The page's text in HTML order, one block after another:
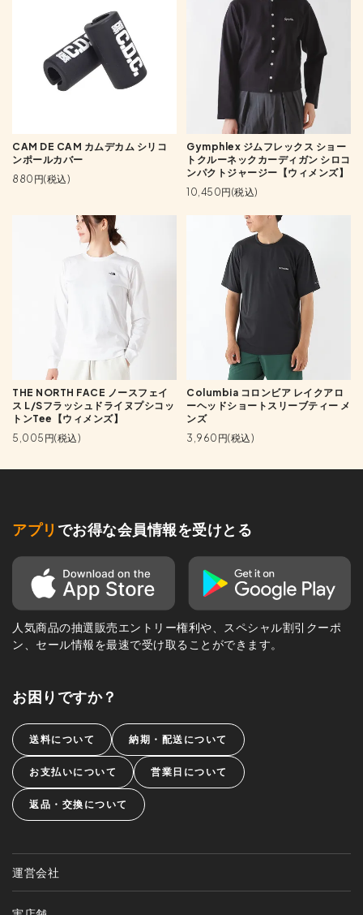
CAM DE CAM カムデカム シリコ
ンポールカバー
880円(税込)
Gymphlex ジムフレックス ショー
トクルーネックカーディガン シロコ
ンパクトジャージー【ウィメンズ】
10,450円(税込)
THE NORTH FACE ノースフェイ
ス L/Sフラッシュドライヌプシコッ
トンTee【ウィメンズ】
5,005円(税込)
Columbia コロンビア レイクアロ
ーヘッドショートスリーブティー メ
ンズ
3,960円(税込)
アプリ でお得な会員情報を受けとる
人気商品の抽選販売エントリー権利や、スペシャル割引クーポ
ン、セール情報を最速で受け取ることができます。
お困りですか？
送料について 納期・配送について
お支払いについて 営業日について
返品・交換について
運営会社